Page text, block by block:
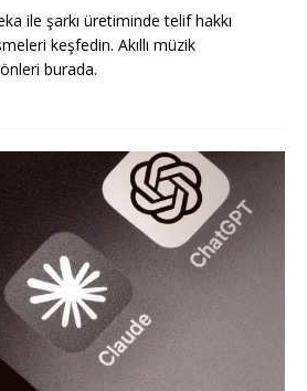
ile şarkı üretiminde telif hakkı
keşfedin. Akıllı müzik
burada.